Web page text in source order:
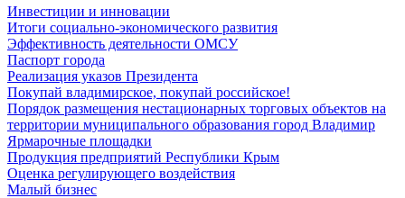
Инвестиции и инновации
Итоги социально-экономического развития
Эффективность деятельности ОМСУ
Паспорт города
Реализация указов Президента
Покупай владимирское, покупай российское!
Порядок размещения нестационарных торговых объектов на
территории муниципального образования город Владимир
Ярмарочные площадки
Продукция предприятий Республики Крым
Оценка регулирующего воздействия
Малый бизнес